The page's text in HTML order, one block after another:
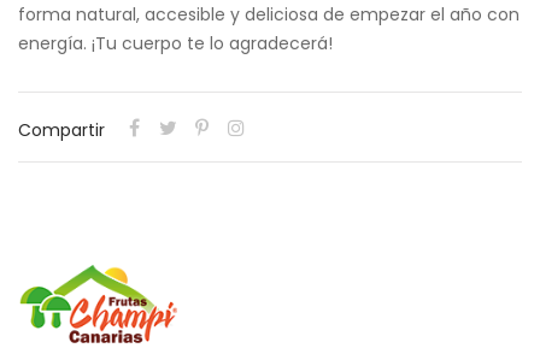
forma natural, accesible y deliciosa de empezar el año con
energía. ¡Tu cuerpo te lo agradecerá!
Compartir